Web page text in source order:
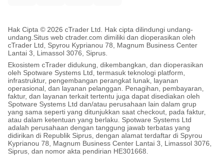
Hak Cipta © 2026 cTrader Ltd. Hak cipta dilindungi undang-
undang. Situs web ctrader.com dimiliki dan dioperasikan oleh
cTrader Ltd, Spyrou Kyprianou 78, Magnum Business Center
Lantai 3, Limassol 3076, Siprus.
Ekosistem cTrader didukung, dikembangkan, dan dioperasikan
oleh Spotware Systems Ltd, termasuk teknologi platform,
infrastruktur, pengembangan perangkat lunak, layanan
operasional, dan layanan pelanggan. Penagihan, pembayaran,
faktur, dan layanan terkait tertentu juga dapat disediakan oleh
Spotware Systems Ltd dan/atau perusahaan lain dalam grup
yang sama seperti yang ditunjukkan saat checkout, pada faktur,
atau dalam ketentuan yang berlaku. Spotware Systems Ltd
adalah perusahaan dengan tanggung jawab terbatas yang
didirikan di Republik Siprus, dengan alamat terdaftar di Spyrou
Kyprianou 78, Magnum Business Center Lantai 3, Limassol 3076,
Siprus, dan nomor akta pendirian HE301668.